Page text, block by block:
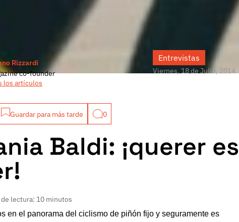
Rizzardi
co-founder
los artículos
Entrevistas
Viernes, 18 de Julio, 2014
Guardar para más tarde 0
Baldi: ¡querer es
lectura: 10 minutos
en el panorama del ciclismo de piñón fijo y seguramente es